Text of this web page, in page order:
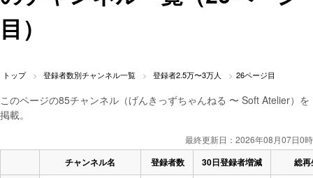
目）
トップ 登録者数別チャンネル一覧 登録者2.5万〜3万人 26ページ目
このページの85チャンネル（げんきっずちゃんねる 〜 Soft Atelier）を
掲載。
最終更新日：2026年08月07日0時
チャンネル名 登録者数 30日登録者増減
総